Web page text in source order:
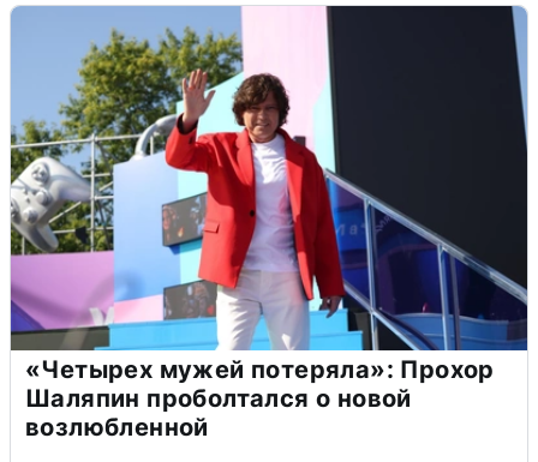
«Четырех мужей потеряла»: Прохор
Шаляпин проболтался о новой
возлюбленной